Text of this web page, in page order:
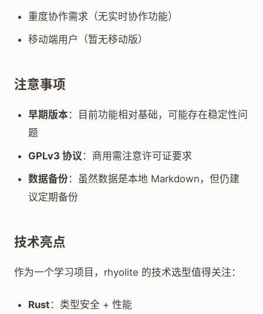
重度协作需求（无实时协作功能）
移动端用户（暂无移动版）
注意事项
早期版本 ：目前功能相对基础，可能存在稳定性问
题
GPLv3 协议 ：商用需注意许可证要求
数据备份：虽然数据是本地 Markdown，但仍建
议定期备份
技术亮点
作为一个学习项目，rhyolite 的技术选型值得关注：
Rust ：类型安全 + 性能